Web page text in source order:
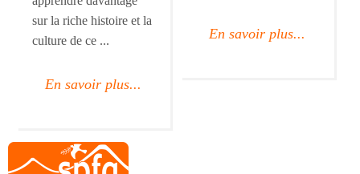
sur la riche histoire et la
culture de ce ...
En savoir plus...
En savoir plus...